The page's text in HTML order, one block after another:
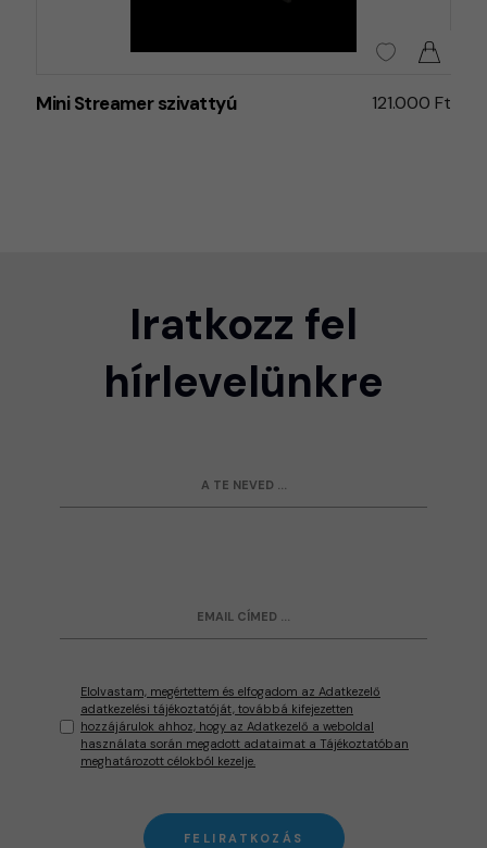
Mini Streamer szivattyú 121.000 Ft
Iratkozz fel
hírlevelünkre
Elolvastam, megértettem és elfogadom az Adatkezelő
adatkezelési tájékoztatóját, továbbá kifejezetten
hozzájárulok ahhoz, hogy az Adatkezelő a weboldal
használata során megadott adataimat a Tájékoztatóban
meghatározott célokból kezelje.
FELIRATKOZÁS